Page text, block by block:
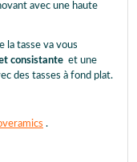
avec une haute
la tasse va vous
consistante et une
des tasses à fond plat.
.